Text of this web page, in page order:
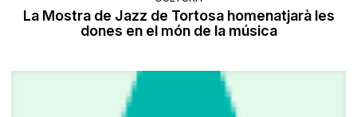
La Mostra de Jazz de Tortosa homenatjarà les
dones en el món de la música